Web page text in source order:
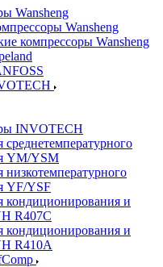
Wansheng
Wansheng
компрессоры Wansheng
INVOTECH
среднетемпературного
YM/YSM
низкотемпературного
YF/YSF
кондиционирования и
R407C
кондиционирования и
R410A